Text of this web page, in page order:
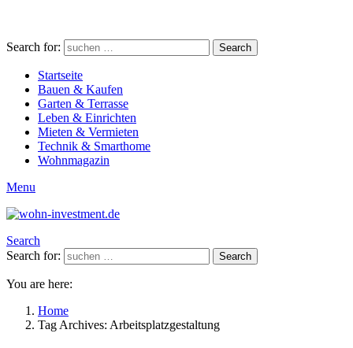
Search for: Search
Startseite
Bauen & Kaufen
Garten & Terrasse
Leben & Einrichten
Mieten & Vermieten
Technik & Smarthome
Wohnmagazin
Menu
Search
Search for:
Search
You are here:
Home
Tag Archives: Arbeitsplatzgestaltung